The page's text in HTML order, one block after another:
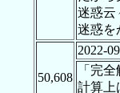
迷惑云
迷惑を
50,608
2022-
「完
計算上